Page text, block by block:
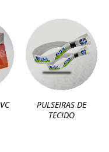
PULSEIRAS DE
TECIDO